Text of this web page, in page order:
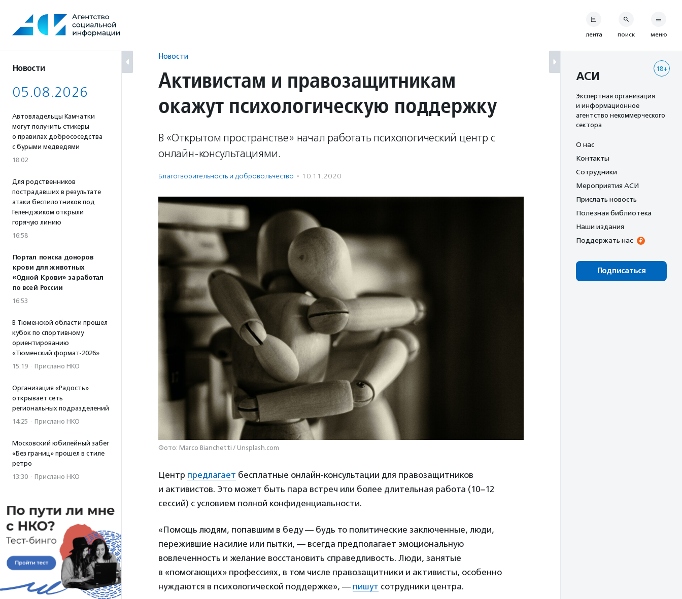
содержанию
Новости
05.08.2026
Автовладельцы Камчатки
могут получить стикеры
о правилах добрососедства
с бурыми медведями
18:02
Для родственников
пострадавших в результате
атаки беспилотников под
Геленджиком открыли
горячую линию
16:58
Портал поиска доноров
крови для животных
«Одной Крови» заработал
по всей России
16:53
В Тюменской области прошел
кубок по спортивному
ориентированию
«Тюменский формат-2026»
15:19 · Прислано НКО
Организация «Радость»
открывает сеть
региональных подразделений
14:25 · Прислано НКО
Московский юбилейный забег
«Без границ» прошел в стиле
ретро
13:30 · Прислано НКО
Новости
Активистам и правозащитникам
окажут психологическую поддержку
В «Открытом пространстве» начал работать психологический центр с
онлайн-консультациями.
Благотвори­тель­ность и доброволь­чест­во · 10.11.2020
Фото: Marco Bianchetti / Unsplash.com
Центр предлагает бесплатные онлайн-консультации для правозащитников
и активистов. Это может быть пара встреч или более длительная работа (10−12
сессий) с условием полной конфиденциальности.
«Помощь людям, попавшим в беду — будь то политические заключенные, люди,
пережившие насилие или пытки, — всегда предполагает эмоциональную
вовлеченность и желание восстановить справедливость. Люди, занятые
в «помогающих» профессиях, в том числе правозащитники и активисты, особенно
нуждаются в психологической поддержке», — пишут сотрудники центра.
лента поиск меню
18+
АСИ
Экспертная организация
и информационное
агентство некоммерческого
сектора
О нас
Контакты
Сотрудники
Мероприятия АСИ
Прислать новость
Полезная библиотека
Наши издания
Поддержать нас
Подписаться